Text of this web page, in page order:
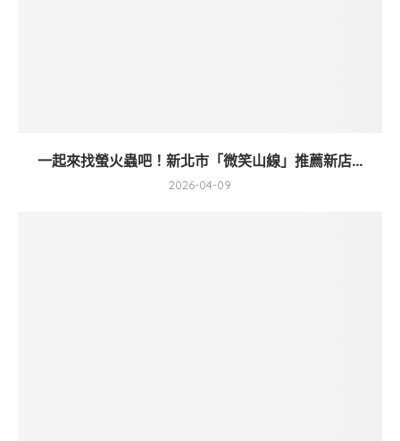
一起來找螢火蟲吧！新北市「微笑山線」推薦新店...
2026-04-09